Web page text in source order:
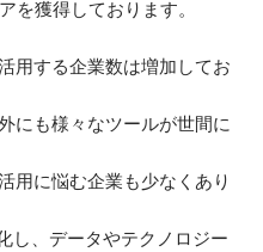
を獲得しております。
用する企業数は増加してお
にも様々なツールが世間に
用に悩む企業も少なくあり
し、データやテクノロジー